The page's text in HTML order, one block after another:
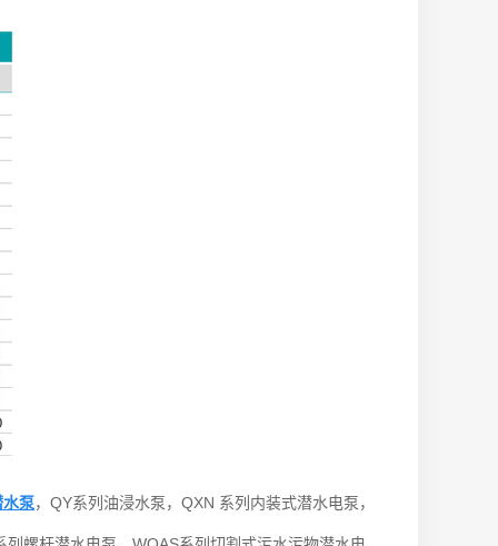
水泵，QY系列油浸水泵，QXN 系列内装式潜水电泵，